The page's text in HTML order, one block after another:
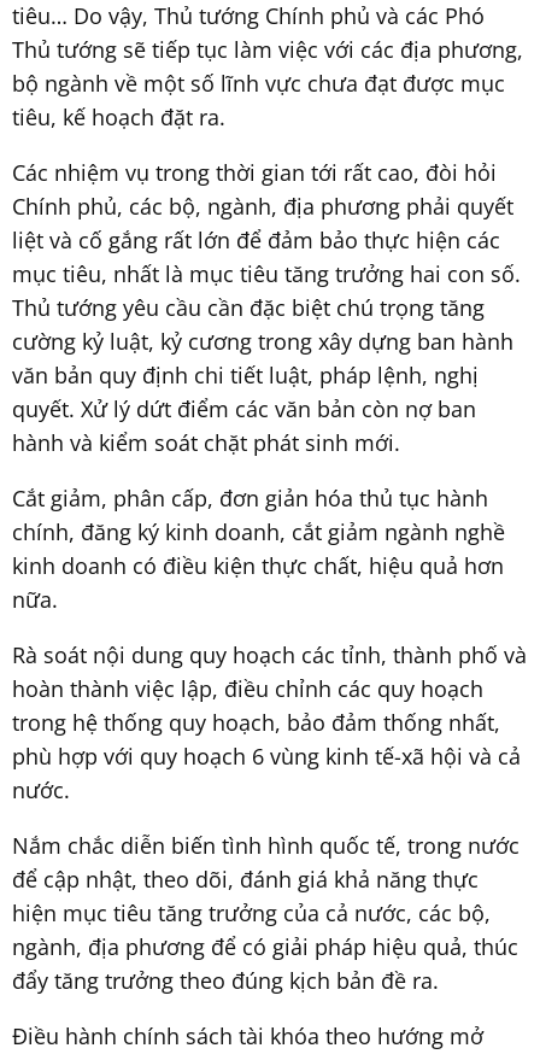
tiêu… Do vậy, Thủ tướng Chính phủ và các Phó
Thủ tướng sẽ tiếp tục làm việc với các địa phương,
bộ ngành về một số lĩnh vực chưa đạt được mục
tiêu, kế hoạch đặt ra.
Các nhiệm vụ trong thời gian tới rất cao, đòi hỏi
Chính phủ, các bộ, ngành, địa phương phải quyết
liệt và cố gắng rất lớn để đảm bảo thực hiện các
mục tiêu, nhất là mục tiêu tăng trưởng hai con số.
Thủ tướng yêu cầu cần đặc biệt chú trọng tăng
cường kỷ luật, kỷ cương trong xây dựng ban hành
văn bản quy định chi tiết luật, pháp lệnh, nghị
quyết. Xử lý dứt điểm các văn bản còn nợ ban
hành và kiểm soát chặt phát sinh mới.
Cắt giảm, phân cấp, đơn giản hóa thủ tục hành
chính, đăng ký kinh doanh, cắt giảm ngành nghề
kinh doanh có điều kiện thực chất, hiệu quả hơn
nữa.
Rà soát nội dung quy hoạch các tỉnh, thành phố và
hoàn thành việc lập, điều chỉnh các quy hoạch
trong hệ thống quy hoạch, bảo đảm thống nhất,
phù hợp với quy hoạch 6 vùng kinh tế-xã hội và cả
nước.
Nắm chắc diễn biến tình hình quốc tế, trong nước
để cập nhật, theo dõi, đánh giá khả năng thực
hiện mục tiêu tăng trưởng của cả nước, các bộ,
ngành, địa phương để có giải pháp hiệu quả, thúc
đẩy tăng trưởng theo đúng kịch bản đề ra.
Điều hành chính sách tài khóa theo hướng mở